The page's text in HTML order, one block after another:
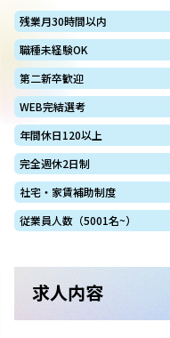
残業月30時間以内
職種未経験OK
第二新卒歓迎
WEB完結選考
年間休日120以上
完全週休2日制
社宅・家賃補助制度
従業員人数（5001名~）
求人内容